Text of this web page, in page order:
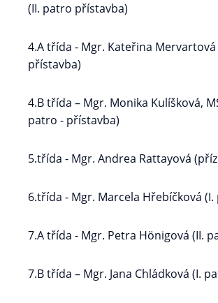
(II. patro přístavba)
4.A třída - Mgr. Kateřina
přístavba)
4.B třída – Mgr. Monika Kulíšková,
patro - přístavba)
5.třída - Mgr. Andrea Rattayová
6.třída - Mgr. Marcela Hřebíčková
7.A třída - Mgr. Petra Hönigová (II.
7.B třída – Mgr. Jana Chládková (I.